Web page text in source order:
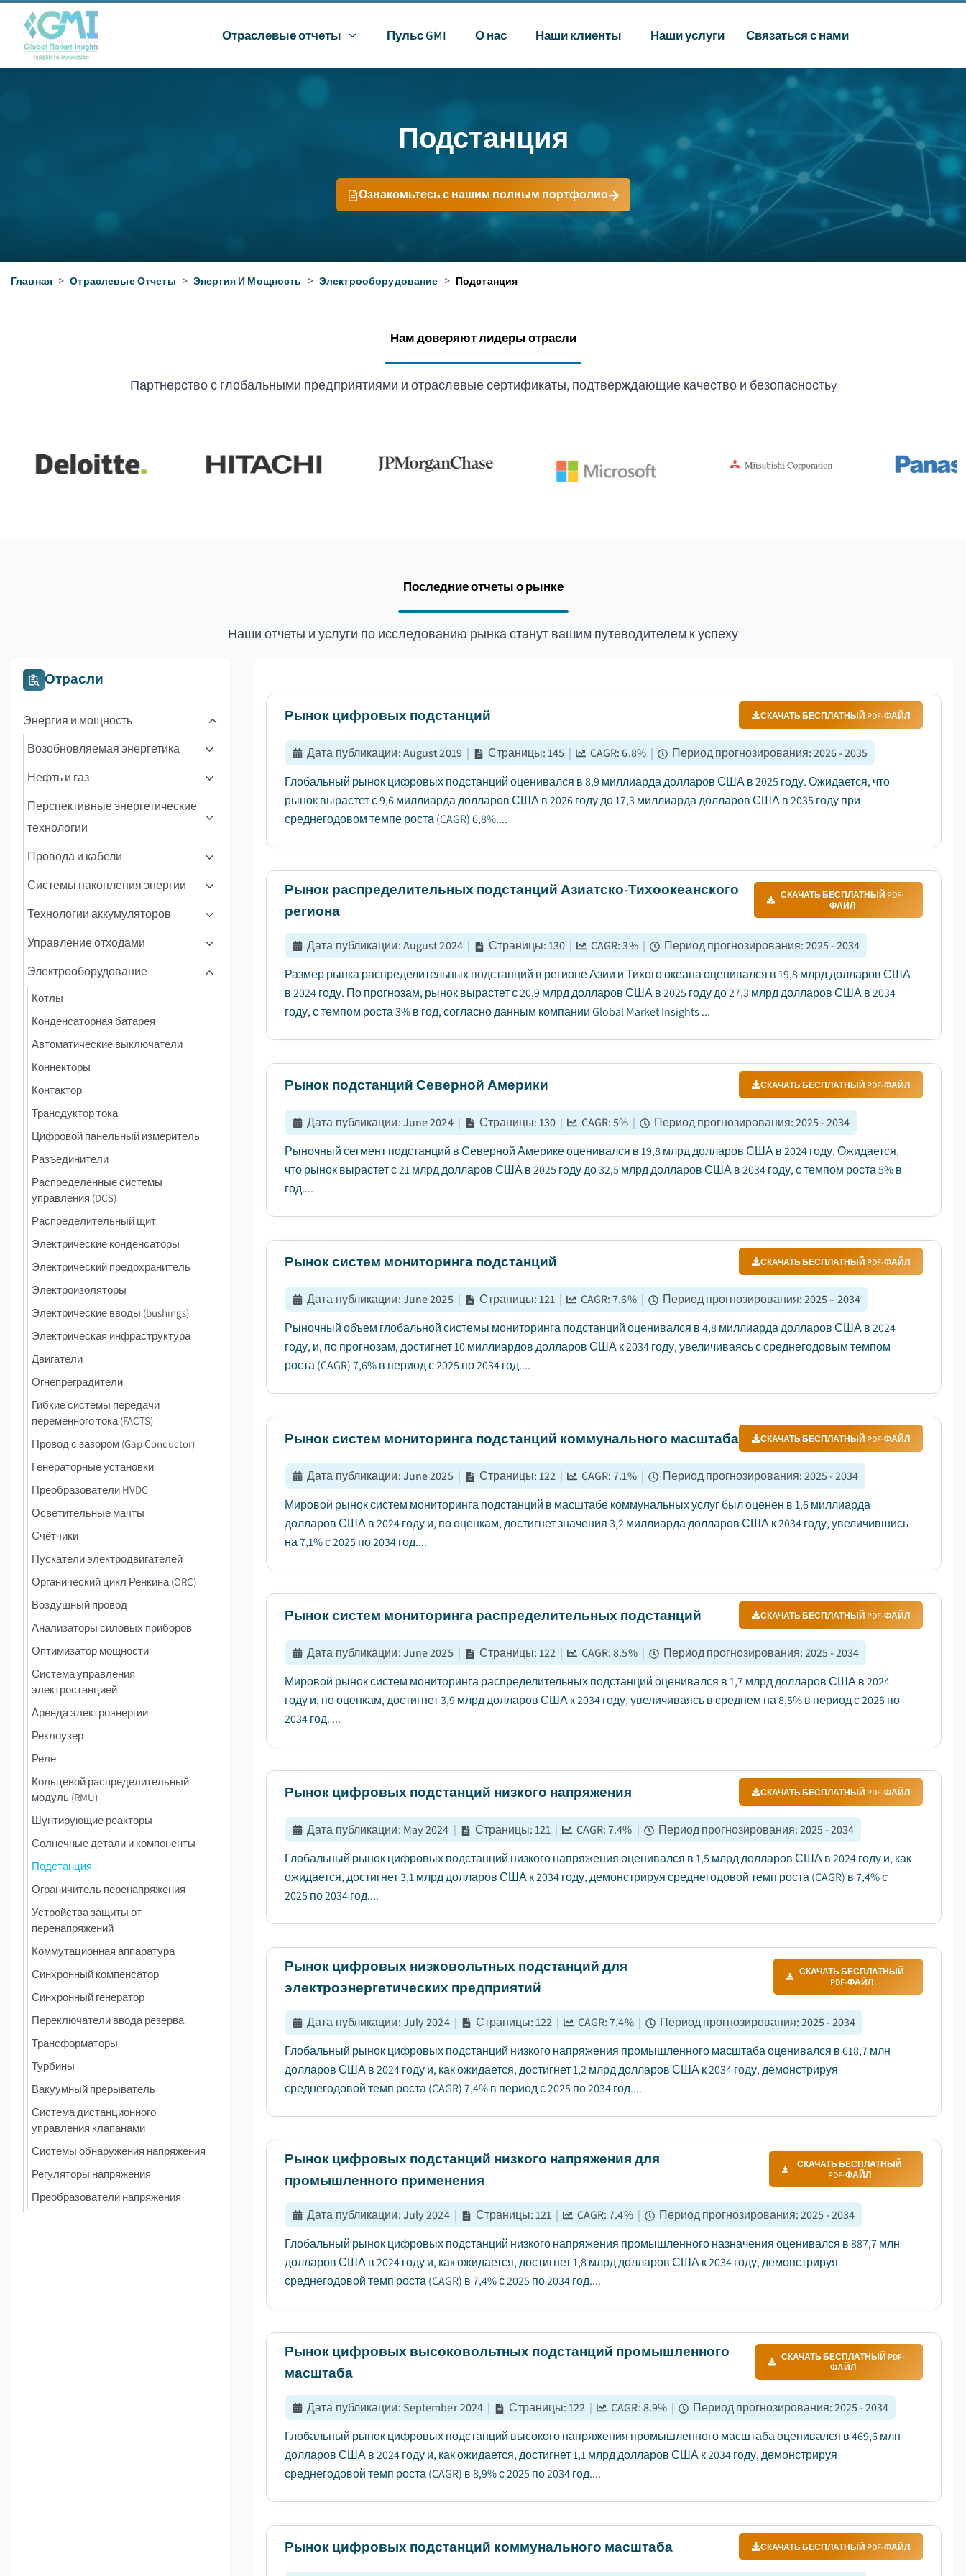
Отраслевые отчеты Пульс GMI О нас Наши клиенты Наши услуги Связаться с нами
Подстанция
Ознакомьтесь с нашим полным портфолио
Главная > Отраслевые Отчеты > Энергия И Мощность > Электрооборудование > Подстанция
Нам доверяют лидеры отрасли
Партнерство с глобальными предприятиями и отраслевые сертификаты, подтверждающие качество и безопасностьy
Последние отчеты о рынке
Наши отчеты и услуги по исследованию рынка станут вашим путеводителем к успеху
Отрасли
Энергия и мощность
Возобновляемая энергетика
Нефть и газ
Перспективные энергетические
технологии
Провода и кабели
Системы накопления энергии
Технологии аккумуляторов
Управление отходами
Электрооборудование
Котлы
Конденсаторная батарея
Автоматические выключатели
Коннекторы
Контактор
Трансдуктор тока
Цифровой панельный измеритель
Разъединители
Распределённые системы
управления (DCS)
Распределительный щит
Электрические конденсаторы
Электрический предохранитель
Электроизоляторы
Электрические вводы (bushings)
Электрическая инфраструктура
Двигатели
Огнепреградители
Гибкие системы передачи
переменного тока (FACTS)
Провод с зазором (Gap Conductor)
Генераторные установки
Преобразователи HVDC
Осветительные мачты
Счётчики
Пускатели электродвигателей
Органический цикл Ренкина (ORC)
Воздушный провод
Анализаторы силовых приборов
Оптимизатор мощности
Система управления
электростанцией
Аренда электроэнергии
Реклоузер
Реле
Кольцевой распределительный
модуль (RMU)
Шунтирующие реакторы
Солнечные детали и компоненты
Подстанция
Ограничитель перенапряжения
Устройства защиты от
перенапряжений
Коммутационная аппаратура
Синхронный компенсатор
Синхронный генератор
Переключатели ввода резерва
Трансформаторы
Турбины
Вакуумный прерыватель
Система дистанционного
управления клапанами
Системы обнаружения напряжения
Регуляторы напряжения
Преобразователи напряжения
Рынок цифровых подстанций СКАЧАТЬ БЕСПЛАТНЫЙ PDF-ФАЙЛ
Дата публикации:August 2019 | Страницы:145 | CAGR:6.8% | Период прогнозирования:2026 - 2035
Глобальный рынок цифровых подстанций оценивался в 8,9 миллиарда долларов США в 2025 году. Ожидается, что
рынок вырастет с 9,6 миллиарда долларов США в 2026 году до 17,3 миллиарда долларов США в 2035 году при
среднегодовом темпе роста (CAGR) 6,8%....
Рынок распределительных подстанций Азиатско-Тихоокеанского
региона
СКАЧАТЬ БЕСПЛАТНЫЙ PDF-
ФАЙЛ
Дата публикации:August 2024 | Страницы:130 | CAGR:3% | Период прогнозирования:2025 - 2034
Размер рынка распределительных подстанций в регионе Азии и Тихого океана оценивался в 19,8 млрд долларов США
в 2024 году. По прогнозам, рынок вырастет с 20,9 млрд долларов США в 2025 году до 27,3 млрд долларов США в 2034
году, с темпом роста 3% в год, согласно данным компании Global Market Insights ...
Рынок подстанций Северной Америки СКАЧАТЬ БЕСПЛАТНЫЙ PDF-ФАЙЛ
Дата публикации:June 2024 | Страницы:130 | CAGR:5% | Период прогнозирования:2025 - 2034
Рыночный сегмент подстанций в Северной Америке оценивался в 19,8 млрд долларов США в 2024 году. Ожидается,
что рынок вырастет с 21 млрд долларов США в 2025 году до 32,5 млрд долларов США в 2034 году, с темпом роста 5% в
год....
Рынок систем мониторинга подстанций СКАЧАТЬ БЕСПЛАТНЫЙ PDF-ФАЙЛ
Дата публикации:June 2025 | Страницы:121 | CAGR:7.6% | Период прогнозирования:2025 – 2034
Рыночный объем глобальной системы мониторинга подстанций оценивался в 4,8 миллиарда долларов США в 2024
году, и, по прогнозам, достигнет 10 миллиардов долларов США к 2034 году, увеличиваясь с среднегодовым темпом
роста (CAGR) 7,6% в период с 2025 по 2034 год....
Рынок систем мониторинга подстанций коммунального масштаба СКАЧАТЬ БЕСПЛАТНЫЙ PDF-ФАЙЛ
Дата публикации:June 2025 | Страницы:122 | CAGR:7.1% | Период прогнозирования:2025 - 2034
Мировой рынок систем мониторинга подстанций в масштабе коммунальных услуг был оценен в 1,6 миллиарда
долларов США в 2024 году и, по оценкам, достигнет значения 3,2 миллиарда долларов США к 2034 году, увеличившись
на 7,1% с 2025 по 2034 год....
Рынок систем мониторинга распределительных подстанций СКАЧАТЬ БЕСПЛАТНЫЙ PDF-ФАЙЛ
Дата публикации:June 2025 | Страницы:122 | CAGR:8.5% | Период прогнозирования:2025 - 2034
Мировой рынок систем мониторинга распределительных подстанций оценивался в 1,7 млрд долларов США в 2024
году и, по оценкам, достигнет 3,9 млрд долларов США к 2034 году, увеличиваясь в среднем на 8,5% в период с 2025 по
2034 год. ...
Рынок цифровых подстанций низкого напряжения СКАЧАТЬ БЕСПЛАТНЫЙ PDF-ФАЙЛ
Дата публикации: May 2024 | Страницы:121 | CAGR:7.4% | Период прогнозирования:2025 - 2034
Глобальный рынок цифровых подстанций низкого напряжения оценивался в 1,5 млрд долларов США в 2024 году и, как
ожидается, достигнет 3,1 млрд долларов США к 2034 году, демонстрируя среднегодовой темп роста (CAGR) в 7,4% с
2025 по 2034 год....
Рынок цифровых низковольтных подстанций для
электроэнергетических предприятий
СКАЧАТЬ БЕСПЛАТНЫЙ
PDF-ФАЙЛ
Дата публикации:July 2024 | Страницы:122 | CAGR:7.4% | Период прогнозирования:2025 - 2034
Глобальный рынок цифровых подстанций низкого напряжения промышленного масштаба оценивался в 618,7 млн
долларов США в 2024 году и, как ожидается, достигнет 1,2 млрд долларов США к 2034 году, демонстрируя
среднегодовой темп роста (CAGR) 7,4% в период с 2025 по 2034 год....
Рынок цифровых подстанций низкого напряжения для
промышленного применения
СКАЧАТЬ БЕСПЛАТНЫЙ
PDF-ФАЙЛ
Дата публикации:July 2024 | Страницы:121 | CAGR:7.4% | Период прогнозирования:2025 - 2034
Глобальный рынок цифровых подстанций низкого напряжения промышленного назначения оценивался в 887,7 млн
долларов США в 2024 году и, как ожидается, достигнет 1,8 млрд долларов США к 2034 году, демонстрируя
среднегодовой темп роста (CAGR) в 7,4% с 2025 по 2034 год....
Рынок цифровых высоковольтных подстанций промышленного
масштаба
СКАЧАТЬ БЕСПЛАТНЫЙ PDF-
ФАЙЛ
Дата публикации: September 2024 | Страницы:122 | CAGR:8.9% | Период прогнозирования:2025 - 2034
Глобальный рынок цифровых подстанций высокого напряжения промышленного масштаба оценивался в 469,6 млн
долларов США в 2024 году и, как ожидается, достигнет 1,1 млрд долларов США к 2034 году, демонстрируя
среднегодовой темп роста (CAGR) в 8,9% с 2025 по 2034 год....
Рынок цифровых подстанций коммунального масштаба СКАЧАТЬ БЕСПЛАТНЫЙ PDF-ФАЙЛ